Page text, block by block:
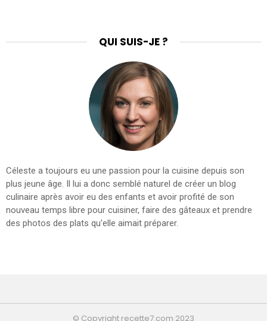
QUI SUIS-JE ?
Céleste a toujours eu une passion pour la cuisine depuis son
plus jeune âge. Il lui a donc semblé naturel de créer un blog
culinaire après avoir eu des enfants et avoir profité de son
nouveau temps libre pour cuisiner, faire des gâteaux et prendre
des photos des plats qu'elle aimait préparer.
© Copyright recette7.com 2023